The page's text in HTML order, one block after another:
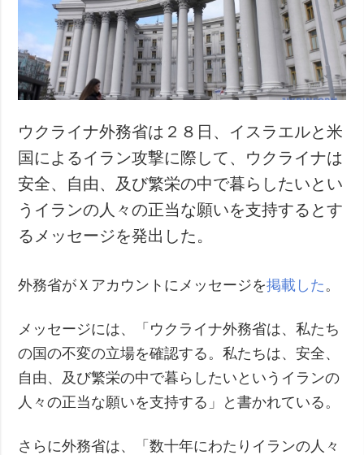
ウクライナ外務省は２８日、イスラエルと米
国によるイラン攻撃に際して、ウクライナは
安全、自由、及び繁栄の中で暮らしたいとい
うイランの人々の正当な願いを支持するとす
るメッセージを発出した。
外務省がＸアカウントにメッセージを掲載した 。
メッセージには、「ウクライナ外務省は、私たち
の国の不変の立場を確認する。私たちは、安全、
自由、及び繁栄の中で暮らしたいというイランの
人々の正当な願いを支持する」と書かれている。
さらに外務省は、「数十年にわたりイランの人々